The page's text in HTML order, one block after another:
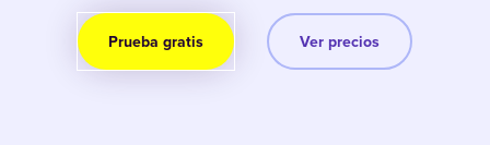
Prueba gratis Ver precios